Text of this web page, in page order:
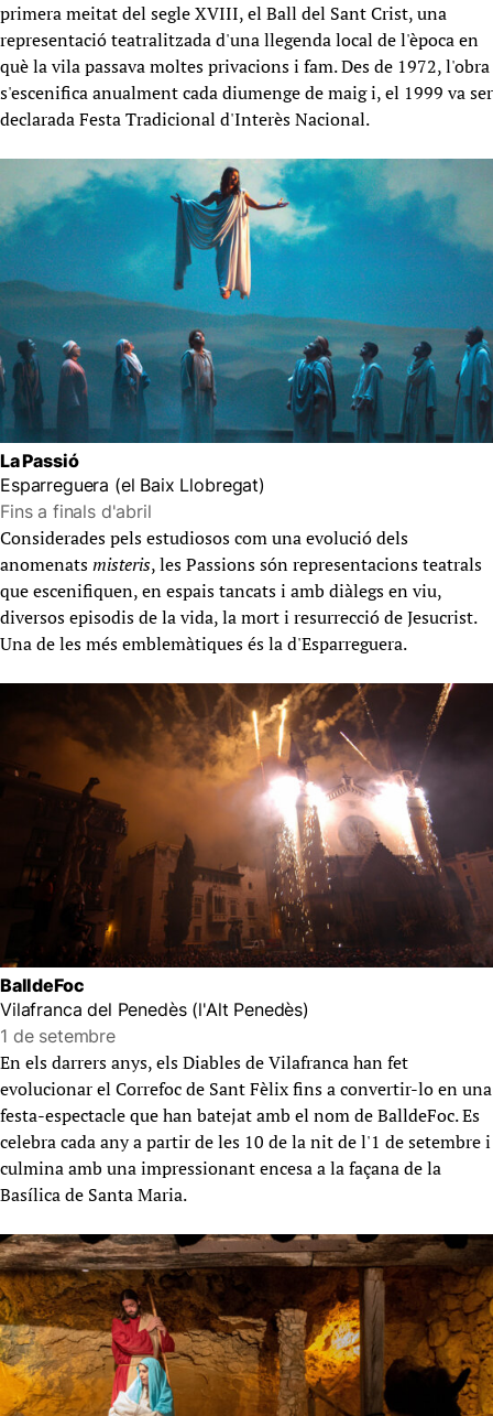
primera meitat del segle XVIII, el Ball del Sant Crist, una
representació teatralitzada d'una llegenda local de l'època en
què la vila passava moltes privacions i fam. Des de 1972, l'obra
s'escenifica anualment cada diumenge de maig i, el 1999 va ser
declarada Festa Tradicional d'Interès Nacional.
La Passió
Esparreguera (el Baix Llobregat)
Fins a finals d'abril
Considerades pels estudiosos com una evolució dels
anomenatsmisteris, les Passions són representacions teatrals
que escenifiquen, en espais tancats i amb diàlegs en viu,
diversos episodis de la vida, la mort i resurrecció de Jesucrist.
Una de les més emblemàtiques és la d'Esparreguera.
BalldeFoc
Vilafranca del Penedès (l'Alt Penedès)
1 de setembre
En els darrers anys, els Diables de Vilafranca han fet
evolucionar el Correfoc de Sant Fèlix fins a convertir-lo en una
festa-espectacle que han batejat amb el nom de BalldeFoc. Es
celebra cada any a partir de les 10 de la nit de l'1 de setembre i
culmina amb una impressionant encesa a la façana de la
Basílica de Santa Maria.